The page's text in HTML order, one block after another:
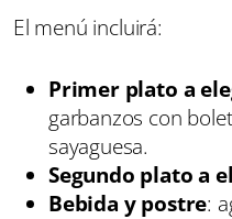
El menú incluirá:
Primer plato a
garbanzos con
sayaguesa.
Segundo plato a
Bebida y postre: